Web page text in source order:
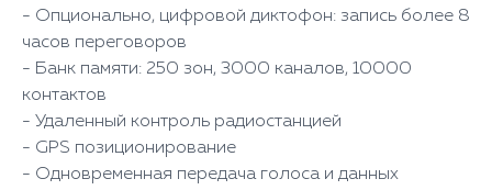
- Опционально, цифровой диктофон: запись более 8
часов переговоров
- Банк памяти: 250 зон, 3000 каналов, 10000
контактов
- Удаленный контроль радиостанцией
- GPS позиционирование
- Одновременная передача голоса и данных